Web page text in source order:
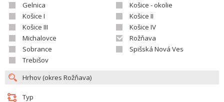
Gelnica
Košice - okolie
Košice I
Košice II
Košice III
Košice IV
Michalovce
Rožňava
Sobrance
Spišská Nová Ves
Trebišov
Typ